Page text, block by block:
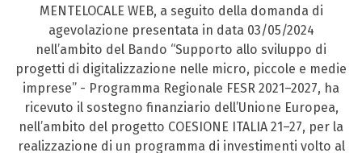
MENTELOCALE WEB, a seguito della domanda di
agevolazione presentata in data 03/05/2024
nell’ambito del Bando “Supporto allo sviluppo di
progetti di digitalizzazione nelle micro, piccole e medie
imprese” - Programma Regionale FESR 2021–2027, ha
ricevuto il sostegno finanziario dell’Unione Europea,
nell’ambito del progetto COESIONE ITALIA 21–27, per la
realizzazione di un programma di investimenti volto al